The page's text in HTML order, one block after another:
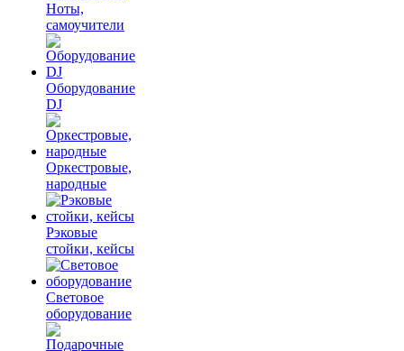
Ноты,
самоучители
Оборудование
DJ
Оркестровые,
народные
Рэковые
стойки, кейсы
Световое
оборудование